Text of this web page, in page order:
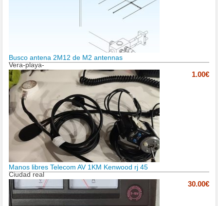
Busco antena 2M12 de M2 antennas
Vera-playa-
1.00€
Manos libres Telecom AV 1KM Kenwood rj 45
Ciudad real
30.00€